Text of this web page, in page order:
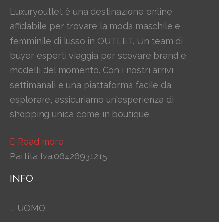
Luxuryoutlet è una destinazione online
affidabile per trovare la moda maschile e
femminile di lusso in OUTLET. Un team di
buyer esperti viaggia per scovare brand e
modelli del momento. Con i nostri arrivi
settimanali e una piattaforma facile da
esplorare, assicuriamo un'esperienza di
shopping unica come in boutique.
Read more
Partita Iva:06426931215
INFO
UOMO